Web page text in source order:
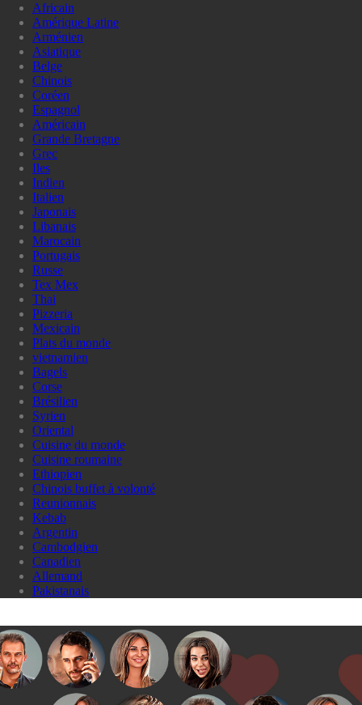
Africain
Amérique Latine
Arménien
Asiatique
Belge
Chinois
Coréen
Espagnol
Américain
Grande Bretagne
Grec
Iles
Indien
Italien
Japonais
Libanais
Marocain
Portugais
Russe
Tex Mex
Thai
Pizzeria
Mexicain
Plats du monde
vietnamien
Bagels
Corse
Brésilien
Syrien
Oriental
Cuisine du monde
Cuisine roumaine
Ethiopien
Chinois buffet à volonté
Reunionnais
Kebab
Argentin
Cambodgien
Canadien
Allemand
Pakistanais